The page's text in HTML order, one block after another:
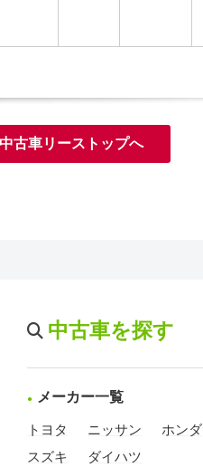
中古車リーストップへ
中古車を探す
メーカー一覧
トヨタ ニッサン ホンダ
スズキ
ダイハツ